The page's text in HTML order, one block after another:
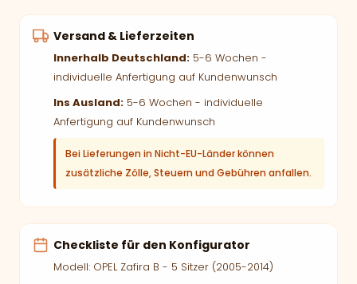
Versand & Lieferzeiten
Innerhalb Deutschland: 5-6 Wochen -
individuelle Anfertigung auf Kundenwunsch
Ins Ausland: 5-6 Wochen - individuelle
Anfertigung auf Kundenwunsch
Bei Lieferungen in Nicht-EU-Länder können
zusätzliche Zölle, Steuern und Gebühren anfallen.
Checkliste für den Konfigurator
Modell: OPEL Zafira B - 5 Sitzer (2005-2014)